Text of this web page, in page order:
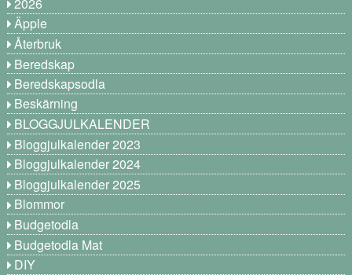
Äpple
Återbruk
Beredskap
Beredskapsodla
Beskärning
BLOGGJULKALENDER
Bloggjulkalender 2023
Bloggjulkalender 2024
Bloggjulkalender 2025
Blommor
Budgetodla
Budgetodla Mat
DIY